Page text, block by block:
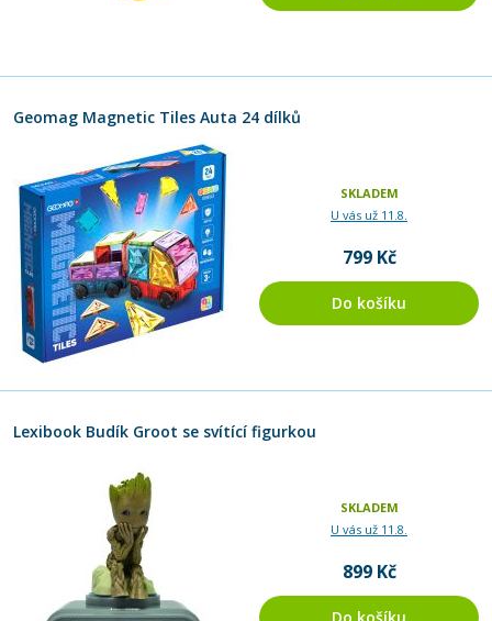
Geomag Magnetic Tiles Auta 24 dílků
SKLADEM
U vás už 11.8.
799 Kč
Do košíku
Lexibook Budík Groot se svítící figurkou
SKLADEM
U vás už 11.8.
899 Kč